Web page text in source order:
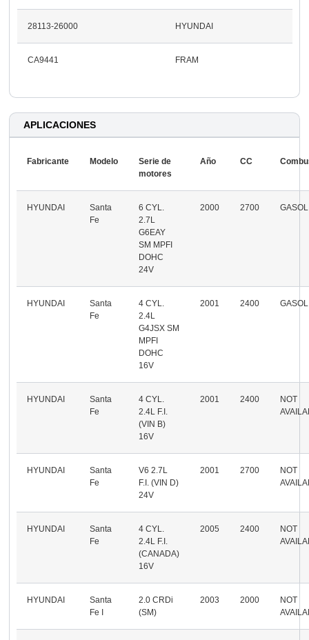
28113-26000 HYUNDAI
CA9441 FRAM
APLICACIONES
Fabricante Modelo
Serie de
motores
Año CC
HYUNDAI
Santa
Fe
6 CYL.
2.7L
G6EAY
SM MPFI
DOHC
24V
2000 2700
HYUNDAI
Santa
Fe
4 CYL.
2.4L
G4JSX SM
MPFI
DOHC
16V
2001 2400
HYUNDAI
Santa
Fe
4 CYL.
2.4L F.I.
(VIN B)
16V
2001 2400
NOT
HYUNDAI
Santa
Fe
V6 2.7L
F.I. (VIN D)
24V
2001 2700
NOT
HYUNDAI
Santa
Fe
4 CYL.
2.4L F.I.
(CANADA)
16V
2005 2400
NOT
HYUNDAI
Santa
Fe I
2.0 CRDi
(SM)
2003 2000
NOT